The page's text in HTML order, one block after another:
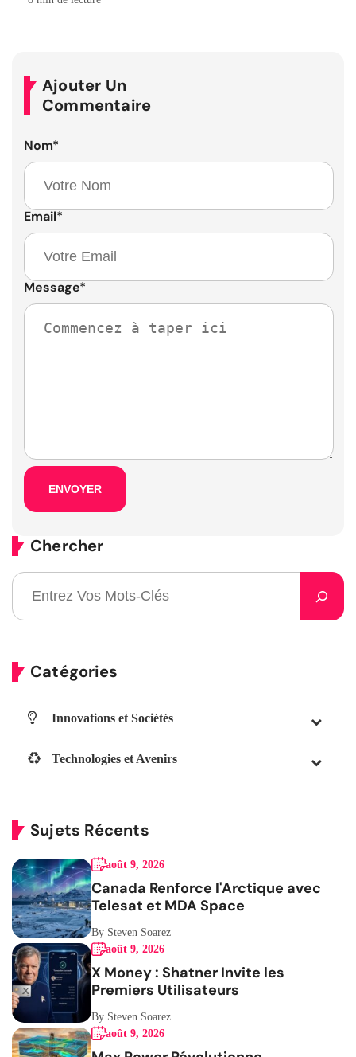
Ajouter Un
Commentaire
Nom*
Email*
Message*
Chercher
Catégories
Innovations et Sociétés
Technologies et Avenirs
Sujets Récents
août 9, 2026
Canada Renforce l'Arctique avec
Telesat et MDA Space
By Steven Soarez
août 9, 2026
X Money : Shatner Invite les
Premiers Utilisateurs
By Steven Soarez
août 9, 2026